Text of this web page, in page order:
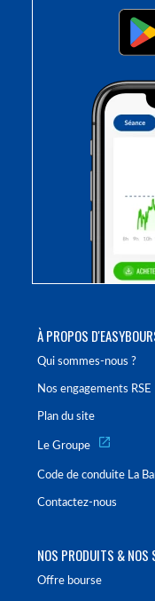
À PROPOS
Qui sommes-nous ?
Nos engagements RSE
Plan du site
Le Groupe
Code de conduite La
Contactez-nous
NOS PRODUITS & NOS
Offre bourse